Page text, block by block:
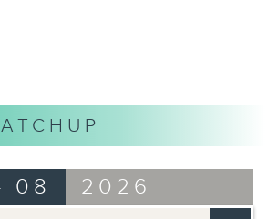
08 2026